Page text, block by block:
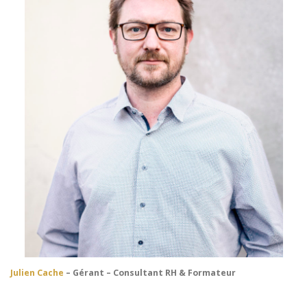
Julien Cache – Gérant – Consultant RH & Formateur